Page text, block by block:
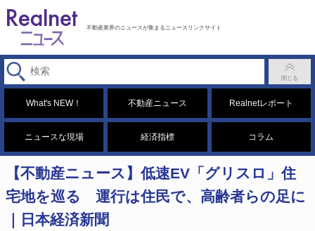
不動産業界のニュースが集まるニュースリンクサイト
What's NEW！ 不動産ニュース Realnetレポート
ニュースな現場 経済指標 コラム
【不動産ニュース】低速EV「グリスロ」住
宅地を巡る 運行は住民で、高齢者らの足に
｜日本経済新聞